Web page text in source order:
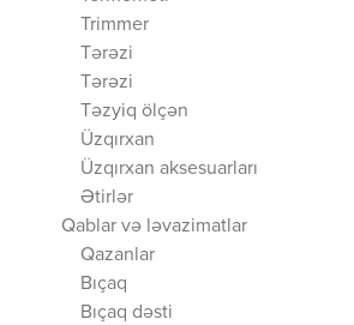
Trimmer
Tərəzi
Tərəzi
Təzyiq ölçən
Üzqırxan
Üzqırxan aksesuarları
Ətirlər
Qablar və ləvazimatlar
Qazanlar
Bıçaq
Bıçaq dəsti